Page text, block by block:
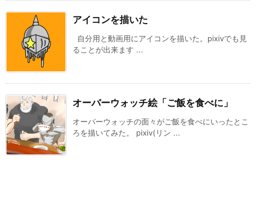
アイコンを描いた
自分用と動画用にアイコンを描いた。pixivでも見
ることが出来ます ...
オーバーウォッチ絵「ご飯を食べに」
オーバーウォッチの面々がご飯を食べにいったとこ
ろを描いてみた。 pixiv(リン ...